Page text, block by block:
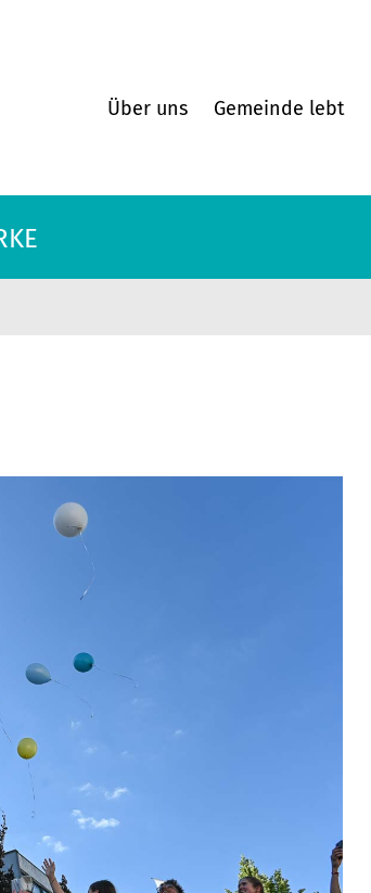
Über uns Gemeinde lebt